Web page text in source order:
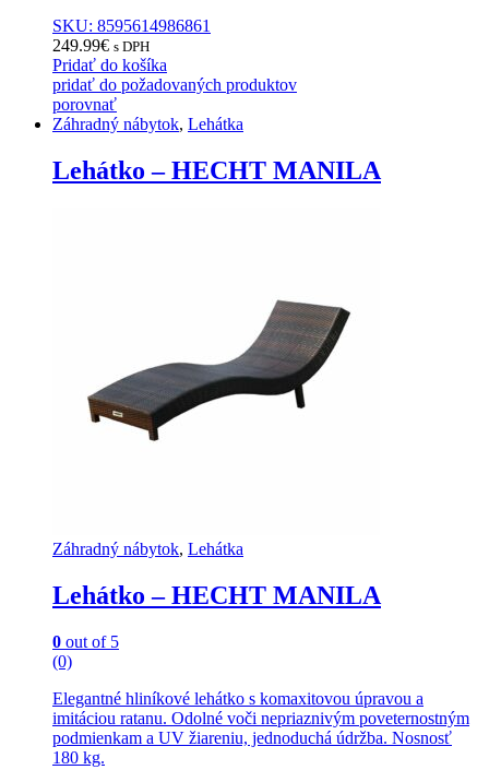
SKU: 8595614986861
249.99€ s DPH
Pridať do košíka
pridať do požadovaných produktov
porovnať
Záhradný nábytok, Lehátka
Lehátko – HECHT MANILA
Záhradný nábytok, Lehátka
Lehátko – HECHT MANILA
0 out of 5
(0)
Elegantné hliníkové lehátko s komaxitovou úpravou a
imitáciou ratanu. Odolné voči nepriaznivým poveternostným
podmienkam a UV žiareniu, jednoduchá údržba. Nosnosť
180 kg.